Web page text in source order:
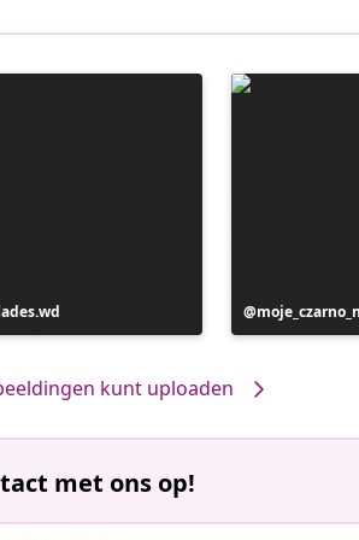
Bericht
gepubliceerd
kunt uploaden
met ons op!